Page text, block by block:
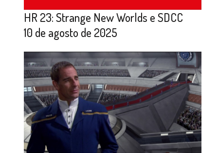
HR 23: Strange New Worlds e SDCC
10 de agosto de 2025